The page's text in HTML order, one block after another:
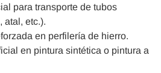
para transporte de tubos
atal, etc.).
en perfilería de hierro.
en pintura sintética o pintura a